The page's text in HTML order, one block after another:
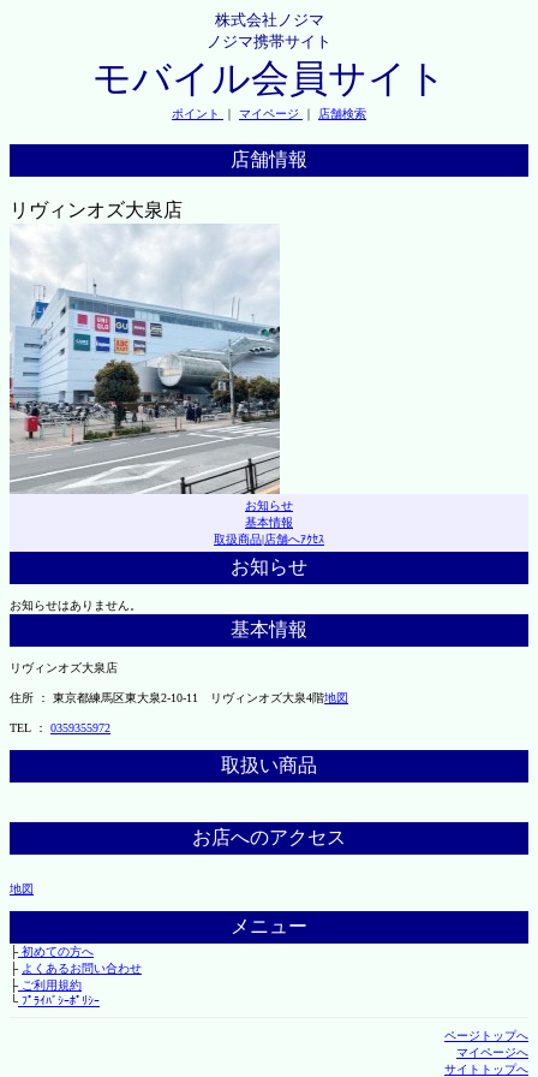
株式会社ノジマ
ノジマ携帯サイト
モバイル会員サイト
ポイント ｜ マイページ ｜ 店舗検索
店舗情報
リヴィンオズ大泉店
お知らせ
基本情報
取扱商品|店舗へｱｸｾｽ
お知らせ
お知らせはありません。
基本情報
リヴィンオズ大泉店
住所 ： 東京都練馬区東大泉2-10-11 リヴィンオズ大泉4階地図
TEL ： 0359355972
取扱い商品
お店へのアクセス
地図
メニュー
├初めての方へ
├ よくあるお問い合わせ
├ご利用規約
└ﾌﾟﾗｲﾊﾞｼｰﾎﾟﾘｼｰ
ページトップへ
マイページへ
サイトトップへ